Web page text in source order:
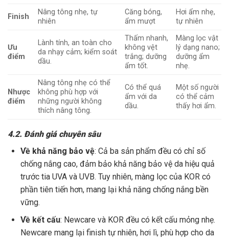
Finish
Nâng tông nhẹ, tự
nhiên
Căng bóng,
ẩm mượt
Hơi ẩm nhẹ,
tự nhiên
Ưu
điểm
Lành tính, an toàn cho
da nhạy cảm; kiểm soát
dầu.
Thấm nhanh,
không vệt
trắng; dưỡng
ẩm tốt.
Màng lọc vật
lý dạng nano;
dưỡng ẩm
nhẹ.
Nhược
điểm
Nâng tông nhẹ có thể
không phù hợp với
những người không
thích nâng tông.
Có thể quá
ẩm với da
dầu.
Một số người
có thể cảm
thấy hơi ẩm.
4.2. Đánh giá chuyên sâu
Về khả năng bảo vệ: Cả ba sản phẩm đều có chỉ số
chống nắng cao, đảm bảo khả năng bảo vệ da hiệu quả
trước tia UVA và UVB. Tuy nhiên, màng lọc của KOR có
phần tiên tiến hơn, mang lại khả năng chống nắng bền
vững.
Về kết cấu: Newcare và KOR đều có kết cấu mỏng nhẹ.
Newcare mang lại finish tự nhiên, hơi lì, phù hợp cho da